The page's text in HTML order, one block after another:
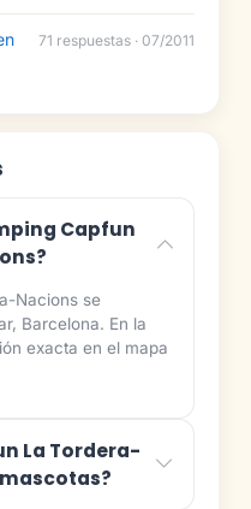
71 respuestas · 07/2011
Capfun
Nacions se
Barcelona. En la
exacta en el mapa
La Tordera-